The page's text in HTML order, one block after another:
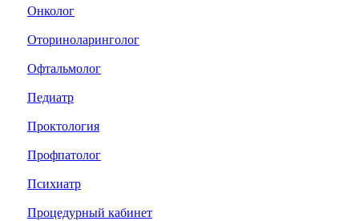
Онколог
Оториноларинголог
Офтальмолог
Педиатр
Проктология
Профпатолог
Психиатр
Процедурный кабинет